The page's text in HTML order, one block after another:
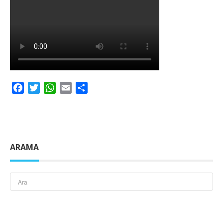
FacebookTwitterWhatsApp
Email
ARAMA